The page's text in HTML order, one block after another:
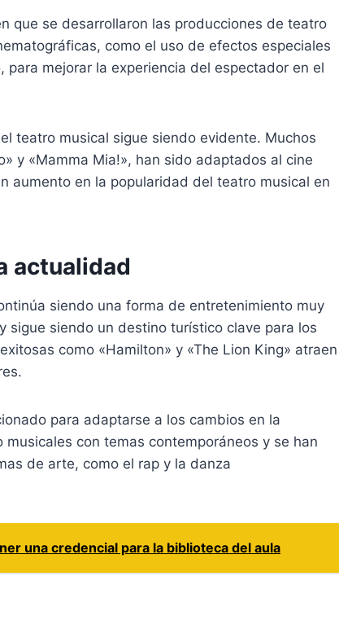
que se desarrollaron las producciones de teatro
como el uso de efectos especiales
mejorar la experiencia del espectador en el
teatro musical sigue siendo evidente. Muchos
y «Mamma Mia!», han sido adaptados al cine
aumento en la popularidad del teatro musical en
actualidad
siendo una forma de entretenimiento muy
sigue siendo un destino turístico clave para los
como «Hamilton» y «The Lion King» atraen
para adaptarse a los cambios en la
con temas contemporáneos y se han
de arte, como el rap y la danza
una credencial para la biblioteca del aula